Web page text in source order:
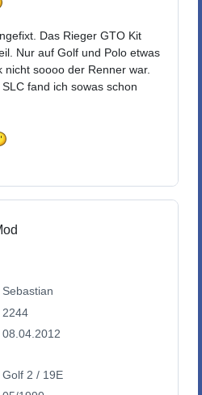
Das Rieger GTO Kit
Nur auf Golf und Polo etwas
nicht soooo der Renner war.
fand ich sowas schon
Sebastian
2244
08.04.2012
Golf 2 / 19E